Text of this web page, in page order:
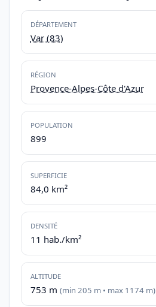
DÉPARTEMENT
Var (83)
RÉGION
Provence-Alpes-Côte d'Azur
POPULATION
899
SUPERFICIE
84,0 km²
DENSITÉ
11 hab./km²
ALTITUDE
753 m (min 205 m • max 1174 m)